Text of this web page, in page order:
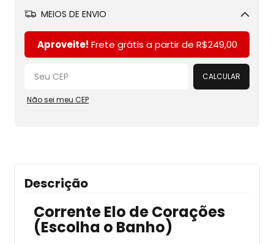
MEIOS DE ENVIO
Aproveite! Frete grátis a partir de R$249,00
CALCULAR
Não sei meu CEP
Descrição
Corrente Elo de Corações
(Escolha o Banho)